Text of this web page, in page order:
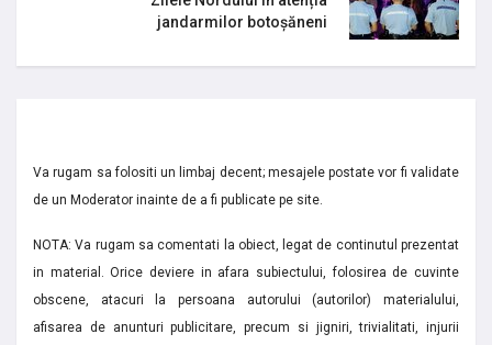
jandarmilor botoșăneni
Va rugam sa folositi un limbaj decent; mesajele postate vor fi validate
de un Moderator inainte de a fi publicate pe site.
NOTA: Va rugam sa comentati la obiect, legat de continutul prezentat
in material. Orice deviere in afara subiectului, folosirea de cuvinte
obscene, atacuri la persoana autorului (autorilor) materialului,
afisarea de anunturi publicitare, precum si jigniri, trivialitati, injurii